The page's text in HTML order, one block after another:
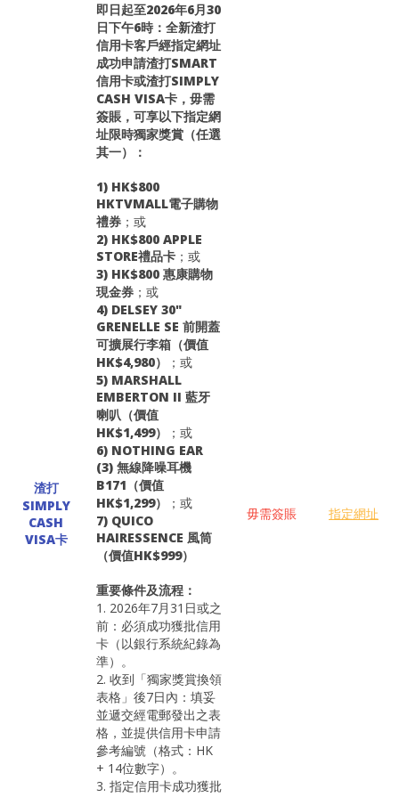
渣打
SIMPLY
CASH
VISA卡
即日起至2026年6月30
日下午6時：全新渣打
信用卡客戶經指定網址
成功申請渣打SMART
信用卡或渣打SIMPLY
CASH VISA卡，毋需
簽賬，可享以下指定網
址限時獨家獎賞（任選
其一）：
1) HK$800
HKTVMALL電子購物
禮券 ；或
2) HK$800 APPLE
STORE禮品卡 ；或
3) HK$800 惠康購物
現金券 ；或
4) DELSEY 30"
GRENELLE SE 前開蓋
可擴展行李箱（價值
HK$4,980）
；或
5) MARSHALL
EMBERTON II 藍牙
喇叭（價值
HK$1,499）
；或
6) NOTHING EAR
(3) 無線降噪耳機
B171（價值
HK$1,299）
；或
7) QUICO
HAIRESSENCE 風筒
（價值HK$999）
重要條件及流程：
1. 2026年7月31日或之
前：必須成功獲批信用
卡（以銀行系統紀錄為
準）。
2. 收到「獨家獎賞換領
表格」後7日內：填妥
並遞交經電郵發出之表
格，並提供信用卡申請
參考編號（格式：HK
+ 14位數字）。
3. 指定信用卡成功獲批
毋需簽賬 指定網址